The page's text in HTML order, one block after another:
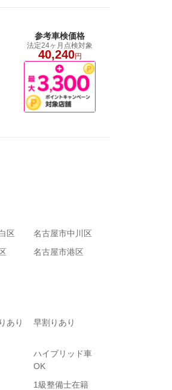
参考車検価格
法定24ヶ月点検対象
40,240円
区
名古屋市中川区
名古屋市港区
あり 早割りあり
ハイブリッド車
OK
1級整備士在籍